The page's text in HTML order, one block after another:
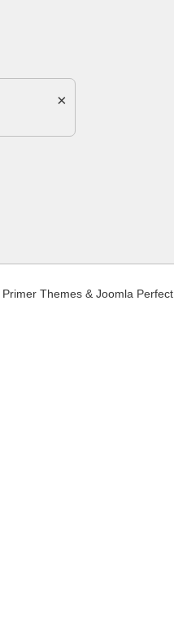
×
Primer Themes & Joomla Perfect